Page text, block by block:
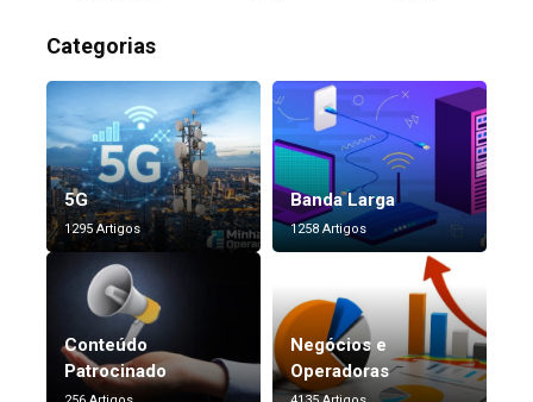
Categorias
5G
1295 Artigos
Banda Larga
1258 Artigos
Conteúdo
Patrocinado
Negócios e
Operadoras